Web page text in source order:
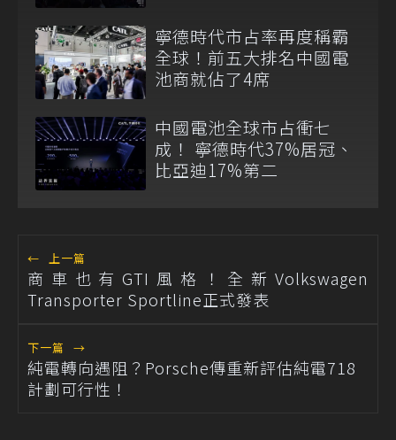
寧德時代市占率再度稱霸
全球！前五大排名中國電
池商就佔了4席
中國電池全球市占衝七
成！ 寧德時代37%居冠、
比亞迪17%第二
← 上一篇
商車也有GTI風格！全新Volkswagen
Transporter Sportline正式發表
下一篇 →
純電轉向遇阻？Porsche傳重新評估純電718
計劃可行性！